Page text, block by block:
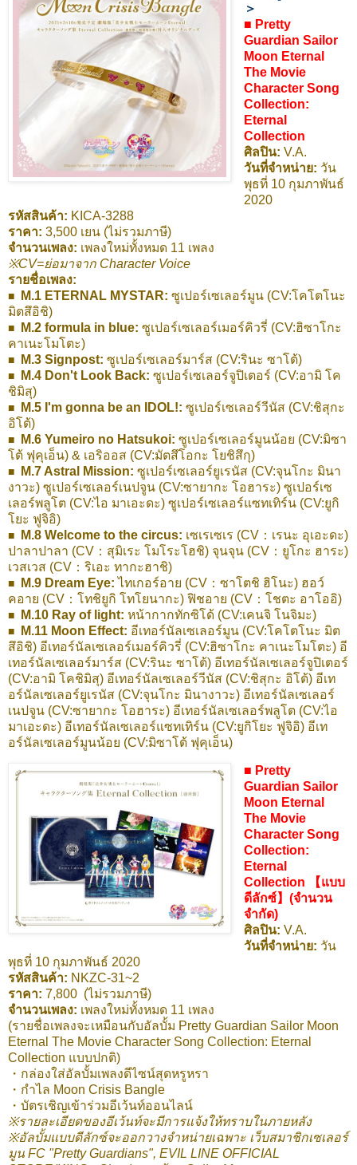
＞
■ Pretty
Guardian Sailor
Moon Eternal
The Movie
Character Song
Collection:
Eternal
Collection
ศิลปิน: V.A.
วันที่จำหน่าย: วัน
พุธที่ 10 กุมภาพันธ์
2020
รหัสสินค้า: KICA-3288
ราคา: 3,500 เยน (ไม่รวมภาษี)
จำนวนเพลง: เพลงใหม่ทั้งหมด 11 เพลง
※CV=ย่อมาจาก Character Voice
รายชื่อเพลง:
■ M.1 ETERNAL MYSTAR: ซูเปอร์เซเลอร์มูน (CV:โคโตโนะ
มิตสึอิชิ)
■ M.2 formula in blue: ซูเปอร์เซเลอร์เมอร์คิวรี่ (CV:ฮิซาโกะ
คาเนะโมโตะ)
■ M.3 Signpost: ซูเปอร์เซเลอร์มาร์ส (CV:รินะ ซาโต้)
■ M.4 Don't Look Back: ซูเปอร์เซเลอร์จูปิเตอร์ (CV:อามิ โค
ชิมิสุ)
■ M.5 I'm gonna be an IDOL!: ซูเปอร์เซเลอร์วีนัส (CV:ชิสุกะ
อิโต้)
■ M.6 Yumeiro no Hatsukoi: ซูเปอร์เซเลอร์มูนน้อย (CV:มิซา
โต้ ฟุคุเอ็น) & เอริออส (CV:มัตสึโอกะ โยชิสึกุ)
■ M.7 Astral Mission: ซูเปอร์เซเลอร์ยูเรนัส (CV:จุนโกะ มินา
งาวะ) ซูเปอร์เซเลอร์เนปจูน (CV:ซายากะ โอฮาระ) ซูเปอร์เซ
เลอร์พลูโต (CV:ไอ มาเอะดะ) ซูเปอร์เซเลอร์แซทเทิร์น (CV:ยูกิ
โยะ ฟูจิอิ)
■ M.8 Welcome to the circus: เซเรเซเร (CV：เรนะ อุเอะดะ)
ปาลาปาลา (CV：สุมิเระ โมโระโฮชิ) จุนจุน (CV：ยูโกะ ฮาระ)
เวสเวส (CV：ริเอะ ทากะฮาชิ)
■ M.9 Dream Eye:ไทเกอร์อาย (CV：ซาโตชิ ฮิโนะ) ฮอว์
คอาย (CV：โทชิยูกิ โทโยนากะ) ฟิชอาย (CV：โชตะ อาโออิ)
■ M.10 Ray of light: หน้ากากทักซิโด้ (CV:เคนจิ โนจิมะ)
■ M.11 Moon Effect: อีเทอร์นัลเซเลอร์มูน (CV:โคโตโนะ มิต
สึอิชิ) อีเทอร์นัลเซเลอร์เมอร์คิวรี่ (CV:ฮิซาโกะ คาเนะโมโตะ) อี
เทอร์นัลเซเลอร์มาร์ส (CV:รินะ ซาโต้) อีเทอร์นัลเซเลอร์จูปิเตอร์
(CV:อามิ โคชิมิสุ) อีเทอร์นัลเซเลอร์วีนัส (CV:ชิสุกะ อิโต้) อีเท
อร์นัลเซเลอร์ยูเรนัส (CV:จุนโกะ มินางาวะ) อีเทอร์นัลเซเลอร์
เนปจูน (CV:ซายากะ โอฮาระ) อีเทอร์นัลเซเลอร์พลูโต (CV:ไอ
มาเอะดะ) อีเทอร์นัลเซเลอร์แซทเทิร์น (CV:ยูกิโยะ ฟูจิอิ) อีเท
อร์นัลเซเลอร์มูนน้อย (CV:มิซาโต้ ฟุคุเอ็น)
■ Pretty
Guardian Sailor
Moon Eternal
The Movie
Character Song
Collection:
Eternal
Collection 【แบบ
ดีลักซ์】(จำนวน
จำกัด)
ศิลปิน: V.A.
วันที่จำหน่าย: วัน
พุธที่ 10 กุมภาพันธ์ 2020
รหัสสินค้า: NKZC-31~2
ราคา: 7,800 (ไม่รวมภาษี)
จำนวนเพลง: เพลงใหม่ทั้งหมด 11 เพลง
(รายชื่อเพลงจะเหมือนกับอัลบั้ม Pretty Guardian Sailor Moon
Eternal The Movie Character Song Collection: Eternal
Collection แบบปกติ)
・กล่องใส่อัลบั้มเพลงดีไซน์สุดหรูหรา
・กำไล Moon Crisis Bangle
・บัตรเชิญเข้าร่วมอีเว้นท์ออนไลน์
※รายละเอียดของอีเว้นท์จะมีการแจ้งให้ทราบในภายหลัง
※อัลบั้มแบบดีลักซ์จะออกวางจำหน่ายเฉพาะ เว็บสมาชิกเซเลอร์
มูน FC "Pretty Guardians", EVIL LINE OFFICIAL